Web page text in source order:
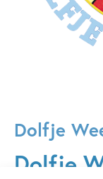
Dolfje
Dolfje